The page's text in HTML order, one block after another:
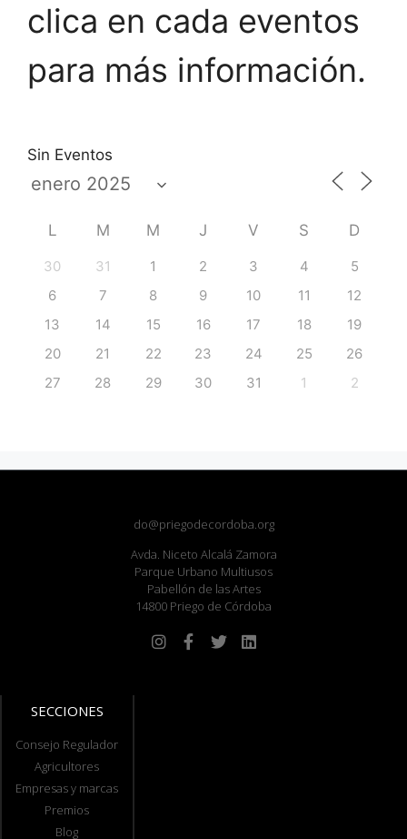
clica en cada eventos
para más información.
Sin Eventos
L M M J V S D
30 31 1 2 3 4
5
6
7 8 9 10 11
12
13
14 15 16 17 18
19
20
21 22 23 24 25
26
27
28 29 30 31 1 2
do@priegodecordoba.org
Avda. Niceto Alcalá Zamora
Parque Urbano Multiusos
Pabellón de las Artes
14800 Priego de Córdoba
SECCIONES
Consejo Regulador
Agricultores
Empresas y marcas
Premios
Blog